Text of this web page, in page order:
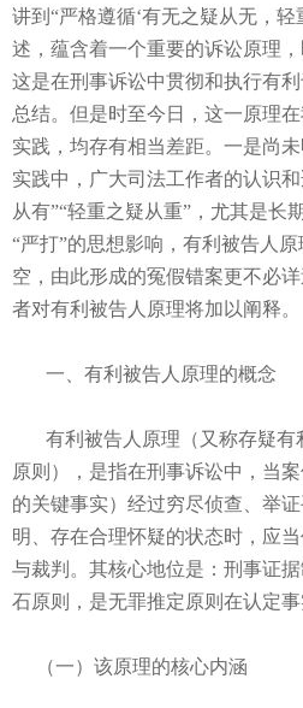
讲到“严格遵循‘有无之疑从无，轻
述，蕴含着一个重要的诉讼原理，
这是在刑事诉讼中贯彻和执行有
总结。但是时至今日，这一原理
实践，均存有相当差距。一是尚
实践中，广大司法工作者的认识
从有”“轻重之疑从重”，尤其是长
“严打”的思想影响，有利被告人
空，由此形成的冤假错案更不必
者对有利被告人原理将加以阐释。
一、有利被告人原理的概念
有利被告人原理（又称存疑有
原则），是指在刑事诉讼中，当
的关键事实）经过穷尽侦查、举
明、存在合理怀疑的状态时，应
与裁判。其核心地位是：刑事证
石原则，是无罪推定原则在认定事
（一）该原理的核心内涵